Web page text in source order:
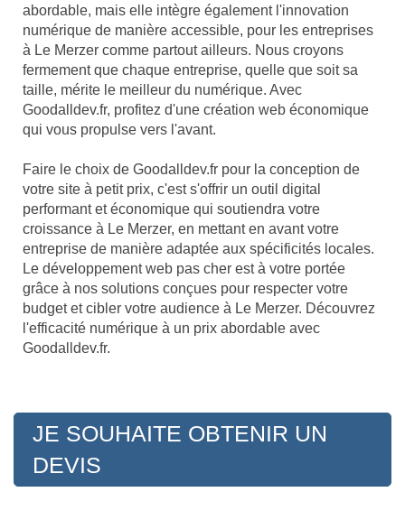
abordable, mais elle intègre également l'innovation
numérique de manière accessible, pour les entreprises
à Le Merzer comme partout ailleurs. Nous croyons
fermement que chaque entreprise, quelle que soit sa
taille, mérite le meilleur du numérique. Avec
Goodalldev.fr, profitez d'une création web économique
qui vous propulse vers l'avant.
Faire le choix de Goodalldev.fr pour la conception de
votre site à petit prix, c'est s'offrir un outil digital
performant et économique qui soutiendra votre
croissance à Le Merzer, en mettant en avant votre
entreprise de manière adaptée aux spécificités locales.
Le développement web pas cher est à votre portée
grâce à nos solutions conçues pour respecter votre
budget et cibler votre audience à Le Merzer. Découvrez
l'efficacité numérique à un prix abordable avec
Goodalldev.fr.
JE SOUHAITE OBTENIR UN
DEVIS